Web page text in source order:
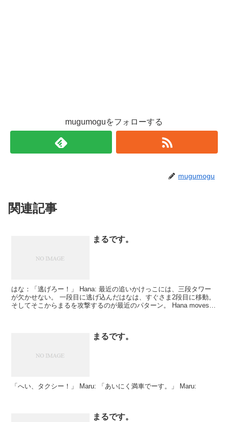
mugumoguをフォローする
mugumogu
関連記事
まるです。
はな：「逃げろー！」 Hana: 最近の追いかけっこには、三段タワー
が欠かせない。 一段目に逃げ込んだはなは、すぐさま2段目に移動。
そしてそこからまるを攻撃するのが最近のパターン。 Hana moves
まるです。
「へい、タクシー！」 Maru: 「あいにく満車でーす。」 Maru:
まるです。